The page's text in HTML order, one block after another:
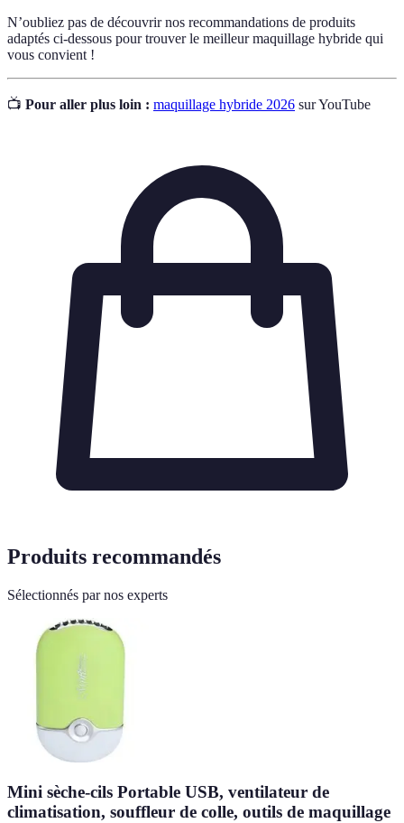
N’oubliez pas de découvrir nos recommandations de produits
adaptés ci-dessous pour trouver le meilleur maquillage hybride qui
vous convient !
📺 Pour aller plus loin : maquillage hybride 2026 sur YouTube
Produits recommandés
Sélectionnés par nos experts
Mini sèche-cils Portable USB, ventilateur de
climatisation, souffleur de colle, outils de maquillage